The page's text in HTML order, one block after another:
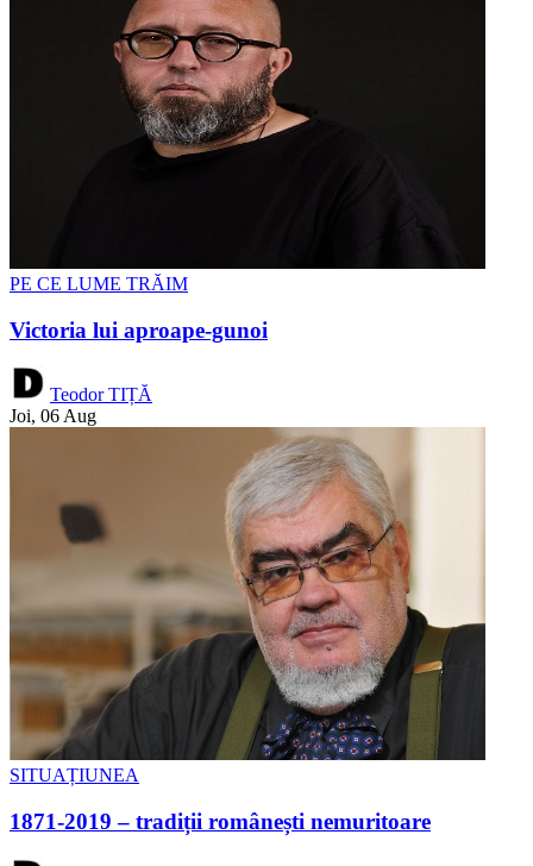
PE CE LUME TRĂIM
Victoria lui aproape-gunoi
Teodor TIȚĂ
Joi, 06 Aug
SITUAȚIUNEA
1871-2019 – tradiții românești nemuritoare